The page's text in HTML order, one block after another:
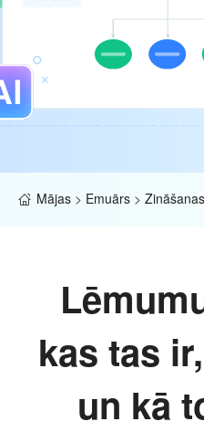
Mājas > Emuārs > Zināšanas
kas tas
un kā